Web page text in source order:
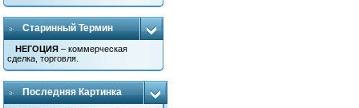
Старинный Термин
НЕГОЦИЯ – коммерческая
сделка, торговля.
Последняя Картинка